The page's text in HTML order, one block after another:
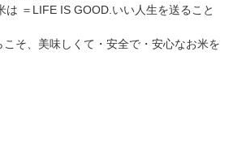
は ＝LIFE IS GOOD.いい人生を送ること
そ、美味しくて・安全で・安心なお米を